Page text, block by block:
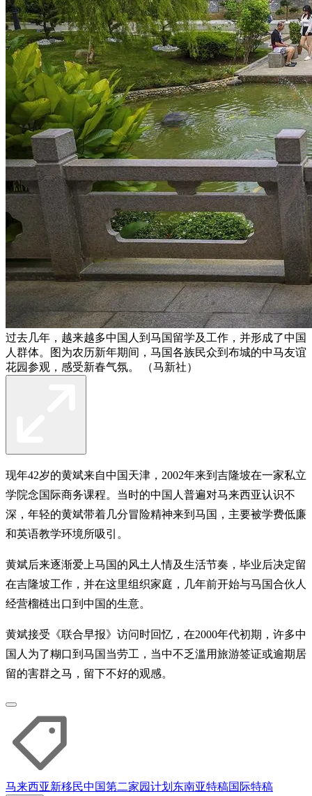
过去几年，越来越多中国人到马国留学及工作，并形成了中国
人群体。图为农历新年期间，马国各族民众到布城的中马友谊
花园参观，感受新春气氛。 （马新社）
现年42岁的黄斌来自中国天津，2002年来到吉隆坡在一家私立
学院念国际商务课程。当时的中国人普遍对马来西亚认识不
深，年轻的黄斌带着几分冒险精神来到马国，主要被学费低廉
和英语教学环境所吸引。
黄斌后来逐渐爱上马国的风土人情及生活节奏，毕业后决定留
在吉隆坡工作，并在这里组织家庭，几年前开始与马国合伙人
经营榴梿出口到中国的生意。
黄斌接受《联合早报》访问时回忆，在2000年代初期，许多中
国人为了糊口到马国当劳工，当中不乏滥用旅游签证或逾期居
留的害群之马，留下不好的观感。
马来西亚新移民中国第二家园计划 东南亚特稿国际特稿